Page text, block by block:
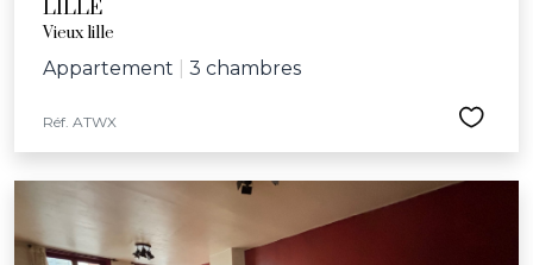
LILLE
Vieux lille
Appartement 3 chambres
Réf. ATWX